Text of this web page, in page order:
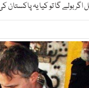
بولے گا تو کیا یہ پاکستان